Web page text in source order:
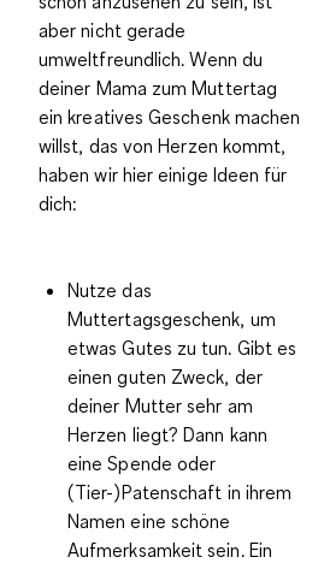
aber nicht gerade
umweltfreundlich. Wenn du
deiner Mama zum Muttertag
ein kreatives Geschenk machen
willst, das von Herzen kommt,
haben wir hier einige Ideen für
dich:
Nutze das
Muttertagsgeschenk, um
etwas Gutes zu tun. Gibt es
einen guten Zweck, der
deiner Mutter sehr am
Herzen liegt? Dann kann
eineSpende oder
(Tier-)Patenschaft in ihrem
Namen eine schöne
Aufmerksamkeit sein. Ein